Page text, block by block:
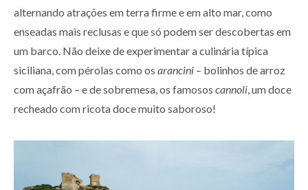
alternando atrações em terra firme e em alto mar, como
enseadas mais reclusas e que só podem ser descobertas em
um barco. Não deixe de experimentar a culinária típica
siciliana, com pérolas como os arancini – bolinhos de arroz
com açafrão – e de sobremesa, os famosos cannoli, um doce
recheado com ricota doce muito saboroso!